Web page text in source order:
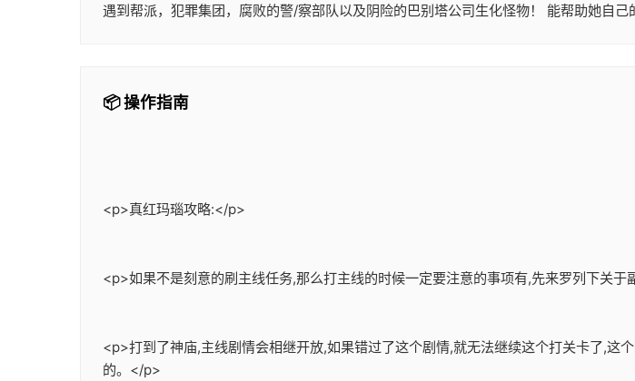
遇到帮派，犯罪集团，腐败的警/察部队以及阴险的巴别塔公司生化怪物！ 能帮助她自己
📦 操作指南
<p>真红玛瑙攻略:</p>
<p>如果不是刻意的刷主线任务,那么打主线的时候一定要注意的事项有,先来罗列下关于
<p>打到了神庙,主线剧情会相继开放,如果错过了这个剧情,就无法继续这个打关卡了,这
的。</p>